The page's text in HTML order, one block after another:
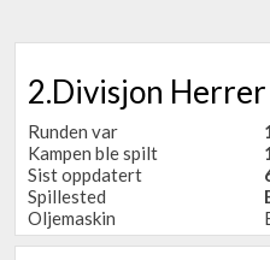
2.Divisjon
Runden var
Kampen ble spilt
Sist oppdatert
Spillested
Oljemaskin